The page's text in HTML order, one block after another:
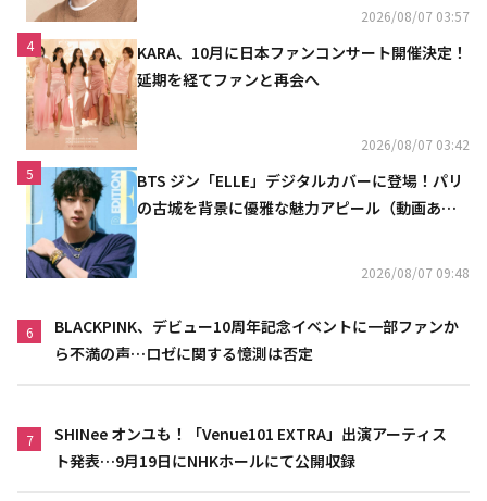
2026/08/07 03:57
4
KARA、10月に日本ファンコンサート開催決定！
延期を経てファンと再会へ
2026/08/07 03:42
5
BTS ジン「ELLE」デジタルカバーに登場！パリ
の古城を背景に優雅な魅力アピール（動画あ
2026/08/07 09:48
6
BLACKPINK、デビュー10周年記念イベントに一部ファンか
ら不満の声…ロゼに関する憶測は否定
7
SHINee オンユも！「Venue101 EXTRA」出演アーティス
ト発表…9月19日にNHKホールにて公開収録